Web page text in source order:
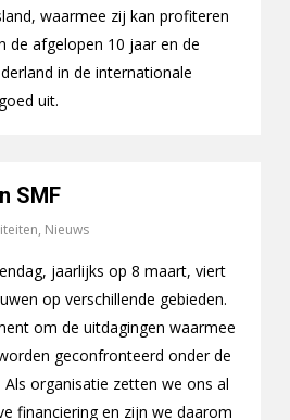
waarmee zij kan profiteren
de afgelopen 10 jaar en de
in de internationale
uit.
SMF
, Nieuws
jaarlijks op 8 maart, viert
op verschillende gebieden.
om de uitdagingen waarmee
geconfronteerd onder de
organisatie zetten we ons al
financiering en zijn we daarom